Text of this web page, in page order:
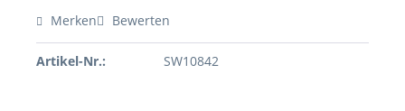
Merken Bewerten
Artikel-Nr.: SW10842